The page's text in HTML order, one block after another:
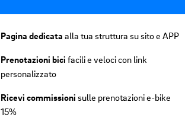
Pagina dedicata alla tua struttura su sito e APP
Prenotazioni bici facili e veloci con link
personalizzato
Ricevi commissioni sulle prenotazioni e-bike
15%